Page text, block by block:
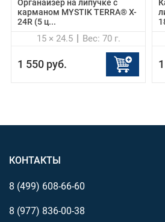
Органайзер на липучке c
карманом MYSTIK TERRA® X-
24R (5 ц...
15 × 24.5 Вес: 70 г.
1 550 руб.
КОНТАКТЫ
8 (499) 608-66-60
8 (977) 836-00-38